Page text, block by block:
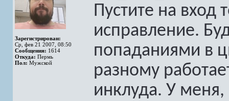
Зарегистрирован:
Ср, фев 21 2007, 08:50
Сообщения: 1614
Откуда: Пермь
Пол: Мужской
Пустите на вход
исправление.
попаданиями в
разному
инклуда. У меня,